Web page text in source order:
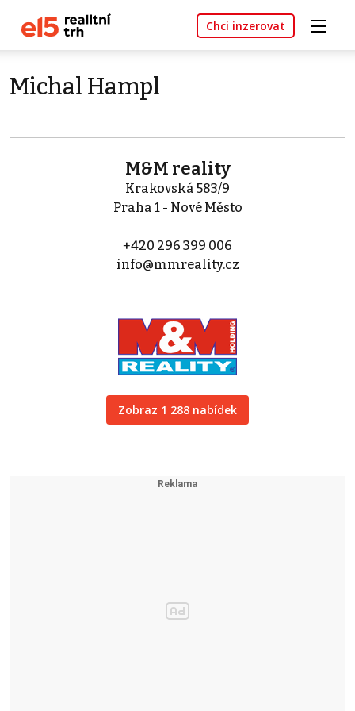
Chci inzerovat
Michal Hampl
M&M reality
Krakovská 583/9
Praha 1 - Nové Město
+420 296 399 006
info@mmreality.cz
Zobraz 1 288 nabídek